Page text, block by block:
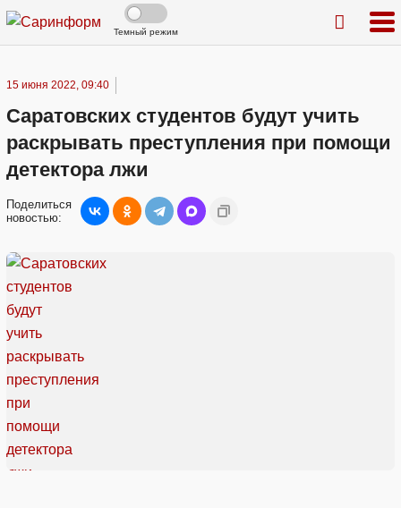
Темный режим
15 июня 2022, 09:40
Саратовских студентов будут учить
раскрывать преступления при помощи
детектора лжи
Поделиться
новостью: